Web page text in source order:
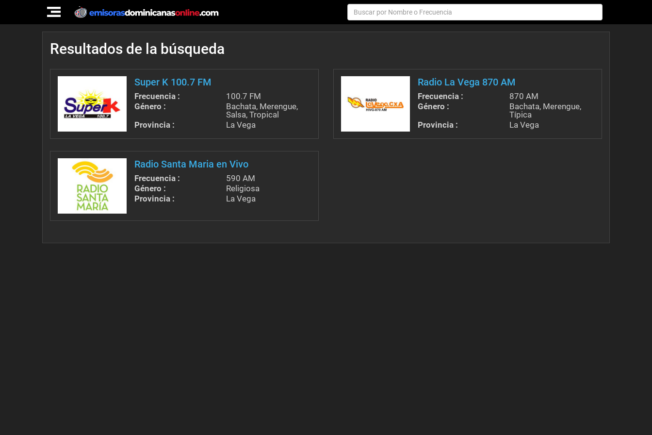
TOGGLE
NAVIGATION
Resultados de la búsqueda
Super K 100.7 FM
Frecuencia :
100.7 FM
Género :
Bachata, Merengue,
Salsa, Tropical
Provincia :
La Vega
Radio La Vega 870 AM
Frecuencia :
870 AM
Género :
Bachata, Merengue,
Típica
Provincia :
La Vega
Radio Santa Maria en Vivo
Frecuencia :
590 AM
Género :
Religiosa
Provincia :
La Vega